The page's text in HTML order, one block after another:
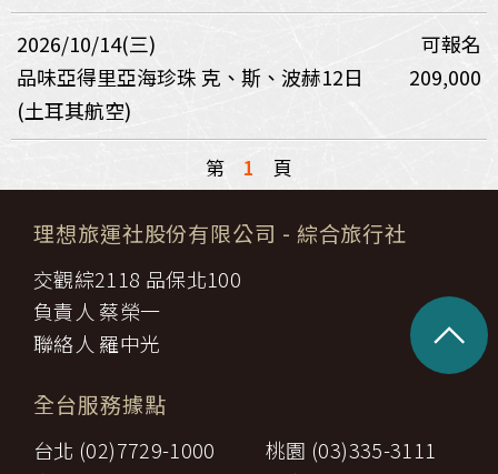
2026/10/14(三)
可報名
品味亞得里亞海珍珠 克、斯、波赫12日
(土耳其航空)
209,000
第 1 頁
理想旅運社股份有限公司 - 綜合旅行社
交觀綜2118 品保北100
負責人 蔡榮一
聯絡人 羅中光
全台服務據點
台北 (02)7729-1000
桃園 (03)335-3111
^